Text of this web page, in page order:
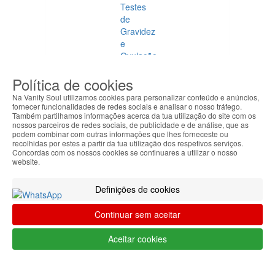
Testes
de
Gravidez
e
Ovulação
Vibradores
e
Estimuladores
Saúde
Natural
Ver
todos
Âmbar
Báltico
Política de cookies
Na Vanity Soul utilizamos cookies para personalizar conteúdo e anúncios,
fornecer funcionalidades de redes sociais e analisar o nosso tráfego.
Também partilhamos informações acerca da tua utilização do site com os
nossos parceiros de redes sociais, de publicidade e de análise, que as
podem combinar com outras informações que lhes forneceste ou
recolhidas por estes a partir da tua utilização dos respetivos serviços.
Concordas com os nossos cookies se continuares a utilizar o nosso
website.
Definições de cookies
Continuar sem aceitar
Aceitar cookies